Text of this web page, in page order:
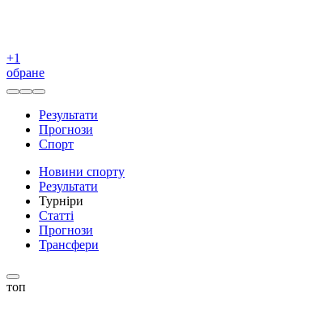
+1
обране
Результати
Прогнози
Спорт
Новини спорту
Результати
Турніри
Статті
Прогнози
Трансфери
топ